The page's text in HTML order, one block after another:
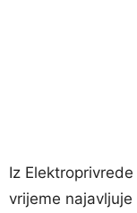
Iz
vrijeme